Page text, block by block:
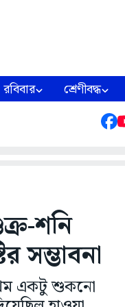
রবিবার শ্রেণীবদ্ধ
শনি
সম্ভাবনা
একটু শুকনো